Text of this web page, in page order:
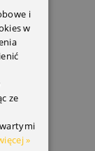
i
w
ze
»